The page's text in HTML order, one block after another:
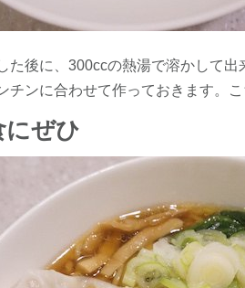
た後に、300ccの熱湯で溶かして
チンに合わせて作っておきます。こ
にぜひ